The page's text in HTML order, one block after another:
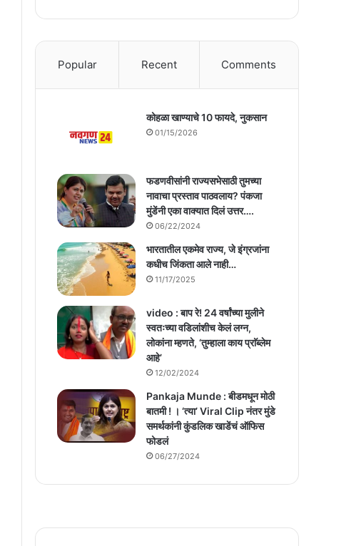
Popular Recent Comments
कोहळा खाण्याचे 10 फायदे, नुकसान
01/15/2026
फडणवीसांनी राज्यसभेसाठी तुमच्या
नावाचा प्रस्ताव पाठवलाय? पंकजा
मुंडेंनी एका वाक्यात दिलं उत्तर….
06/22/2024
भारतातील एकमेव राज्य, जे इंग्रजांना
कधीच जिंकता आले नाही…
11/17/2025
video : बाप रे! 24 वर्षांच्या मुलीने
स्वतःच्या वडिलांशीच केलं लग्न,
लोकांना म्हणते, ‘तुम्हाला काय प्राॅब्लेम
आहे’
12/02/2024
Pankaja Munde : बीडमधून मोठी
बातमी ! । ‘त्या’ Viral Clip नंतर मुंडे
समर्थकांनी कुंडलिक खाडेंचं ऑफिस
फोडलं
06/27/2024